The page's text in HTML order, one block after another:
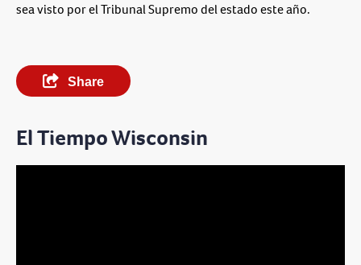
sea visto por el Tribunal Supremo del estado este año.
Share
El Tiempo Wisconsin